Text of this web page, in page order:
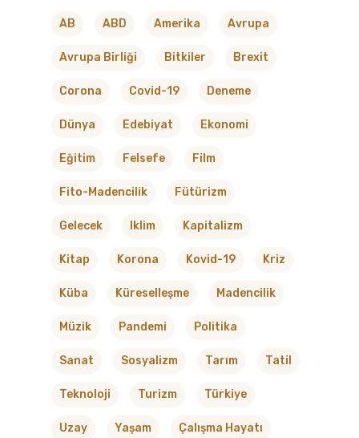
AB ABD Amerika Avrupa
Avrupa Birliği Bitkiler Brexit
Corona Covid-19 Deneme
Dünya Edebiyat Ekonomi
Eğitim Felsefe Film
Fito-Madencilik Fütürizm
Gelecek Iklim Kapitalizm
Kitap Korona Kovid-19 Kriz
Küba Küreselleşme Madencilik
Müzik Pandemi Politika
Sanat Sosyalizm Tarım Tatil
Teknoloji Turizm Türkiye
Uzay Yaşam Çalışma Hayatı